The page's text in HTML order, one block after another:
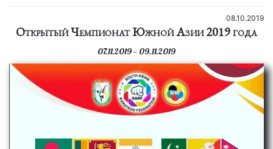
08.10.2019
Открытый Чемпионат Южной Азии 2019 года
07.11.2019 — 09.11.2019